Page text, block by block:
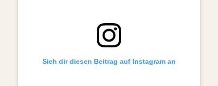
Sieh dir diesen Beitrag auf Instagram an